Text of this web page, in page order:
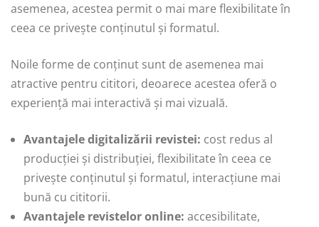
asemenea, acestea permit o mai mare flexibilitate în
ceea ce privește conținutul și formatul.
Noile forme de conținut sunt de asemenea mai
atractive pentru cititori, deoarece acestea oferă o
experiență mai interactivă și mai vizuală.
Avantajele digitalizării revistei: cost redus al
producției și distribuției, flexibilitate în ceea ce
privește conținutul și formatul, interacțiune mai
bună cu cititorii.
Avantajele revistelor online: accesibilitate,